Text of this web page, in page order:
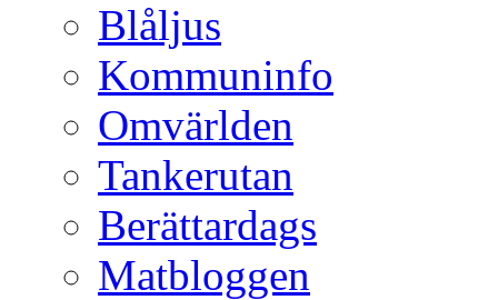
Blåljus
Kommuninfo
Omvärlden
Tankerutan
Berättardags
Matbloggen